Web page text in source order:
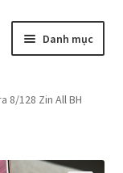
Danh mục
8/128 Zin All BH